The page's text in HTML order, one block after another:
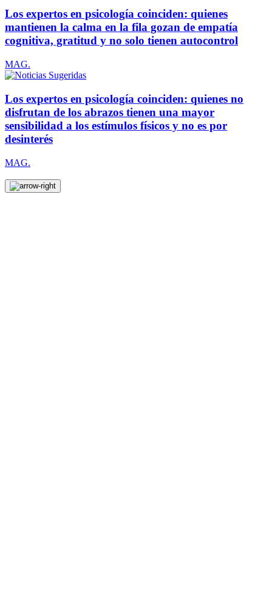
Los expertos en psicología coinciden: quienes
mantienen la calma en la fila gozan de empatía
cognitiva, gratitud y no solo tienen autocontrol
MAG.
Los expertos en psicología coinciden: quienes no
disfrutan de los abrazos tienen una mayor
sensibilidad a los estímulos físicos y no es por
desinterés
MAG.